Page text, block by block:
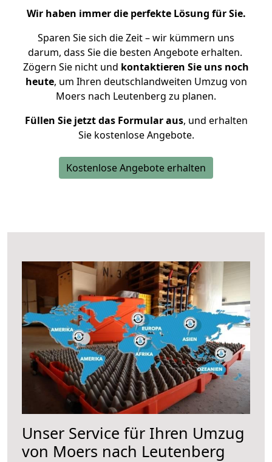
Wir haben immer die perfekte Lösung für Sie.
Sparen Sie sich die Zeit – wir kümmern uns
darum, dass Sie die besten Angebote erhalten.
Zögern Sie nicht und kontaktieren Sie uns noch
heute, um Ihren deutschlandweiten Umzug von
Moers nach Leutenberg zu planen.
Füllen Sie jetzt das Formular aus, und erhalten
Sie kostenlose Angebote.
Kostenlose Angebote erhalten
Unser Service für Ihren Umzug
von Moers nach Leutenberg